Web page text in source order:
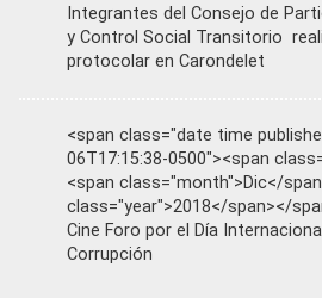
Integrantes del Consejo de
y Control Social Transitorio
protocolar en Carondelet
<span class="date time
06T17:15:38-0500"><span
<span class="month">Dic</
class="year">2018</span></
Cine Foro por el Día
Corrupción